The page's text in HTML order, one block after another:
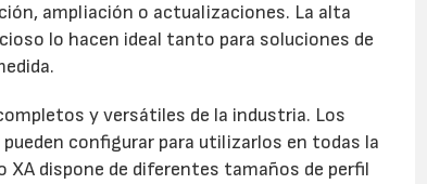
ampliación o actualizaciones. La alta
lo hacen ideal tanto para soluciones de
y versátiles de la industria. Los
configurar para utilizarlos en todas la
XA dispone de diferentes tamaños de perfil